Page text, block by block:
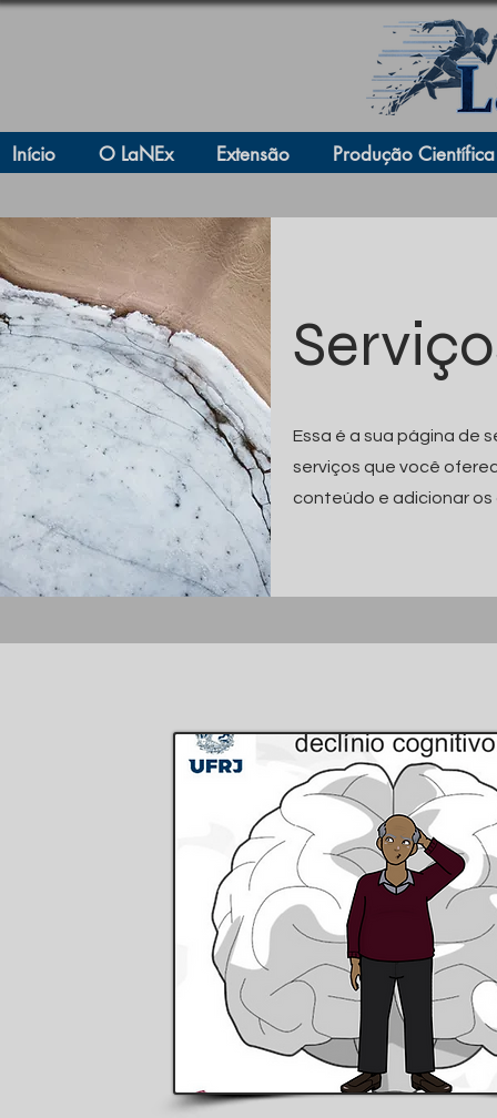
Início O LaNEx Extensão Produção Científica
Essa é a sua página de
serviços que você
conteúdo e adicionar